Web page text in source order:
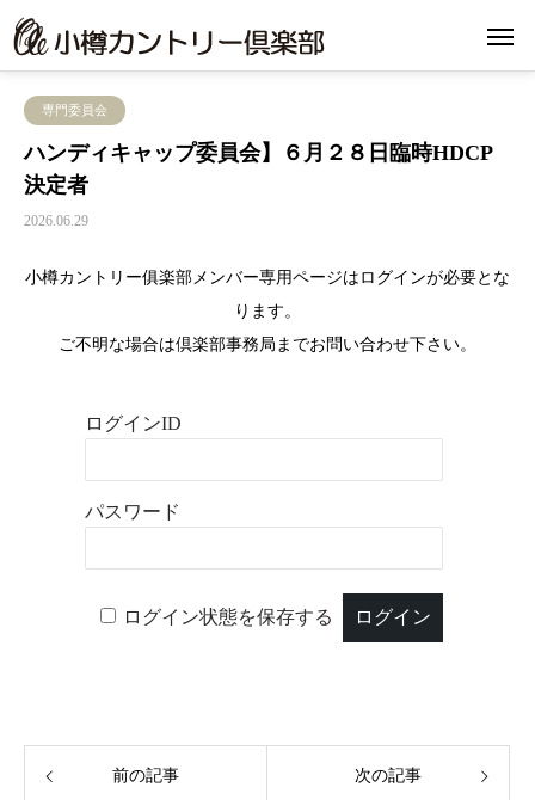
専門委員会
ハンディキャップ委員会】６月２８日臨時HDCP
決定者
2026.06.29
小樽カントリー俱楽部メンバー専用ページはログインが必要とな
ります。
ご不明な場合は倶楽部事務局までお問い合わせ下さい。
ログインID
パスワード
ログイン状態を保存する
前の記事 次の記事